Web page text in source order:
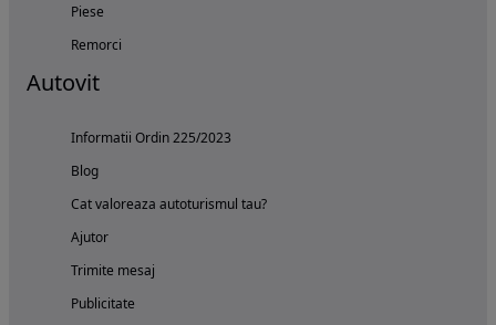
Piese
Remorci
Autovit
Informatii Ordin 225/2023
Blog
Cat valoreaza autoturismul tau?
Ajutor
Trimite mesaj
Publicitate